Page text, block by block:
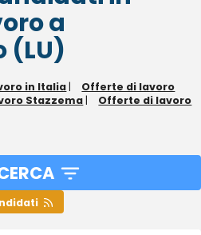
a
(LU)
in Italia |
Offerte di lavoro
Stazzema |
Offerte di lavoro